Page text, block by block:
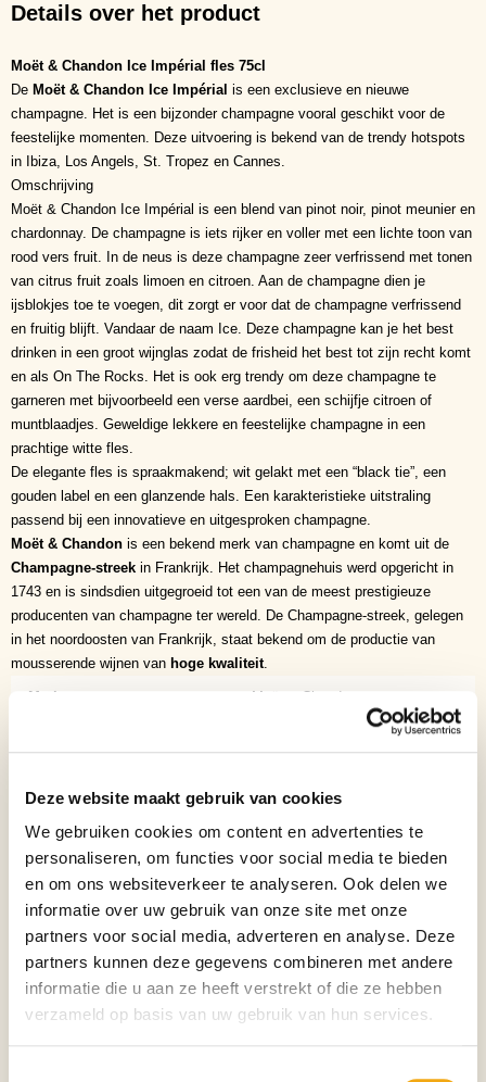
Deze website maakt gebruik van cookies
We gebruiken cookies om content en advertenties te
personaliseren, om functies voor social media te bieden
en om ons websiteverkeer te analyseren. Ook delen we
informatie over uw gebruik van onze site met onze
partners voor social media, adverteren en analyse. Deze
partners kunnen deze gegevens combineren met andere
informatie die u aan ze heeft verstrekt of die ze hebben
verzameld op basis van uw gebruik van hun services.
Details over het product
Moët & Chandon Ice Impérial fles 75cl
De Moët & Chandon Ice Impérial is een exclusieve en nieuwe
champagne. Het is een bijzonder champagne vooral geschikt voor de
feestelijke momenten. Deze uitvoering is bekend van de trendy hotspots
in Ibiza, Los Angels, St. Tropez en Cannes.
Omschrijving
Moët & Chandon Ice Impérial is een blend van pinot noir, pinot meunier en
chardonnay. De champagne is iets rijker en voller met een lichte toon van
rood vers fruit. In de neus is deze champagne zeer verfrissend met tonen
van citrus fruit zoals limoen en citroen. Aan de champagne dien je
ijsblokjes toe te voegen, dit zorgt er voor dat de champagne verfrissend
en fruitig blijft. Vandaar de naam Ice. Deze champagne kan je het best
drinken in een groot wijnglas zodat de frisheid het best tot zijn recht komt
en als On The Rocks. Het is ook erg trendy om deze champagne te
garneren met bijvoorbeeld een verse aardbei, een schijfje citroen of
muntblaadjes. Geweldige lekkere en feestelijke champagne in een
prachtige witte fles.
De elegante fles is spraakmakend; wit gelakt met een “black tie”, een
gouden label en een glanzende hals. Een karakteristieke uitstraling
passend bij een innovatieve en uitgesproken champagne.
Moët & Chandon is een bekend merk van champagne en komt uit de
Champagne-streek in Frankrijk. Het champagnehuis werd opgericht in
1743 en is sindsdien uitgegroeid tot een van de meest prestigieuze
producenten van champagne ter wereld. De Champagne-streek, gelegen
in het noordoosten van Frankrijk, staat bekend om de productie van
mousserende wijnen van hoge kwaliteit.
Merk Moët & Chandon
Verpakking Fles
Aantal per verpakking 1
Land Frankrijk
Wijnstreek Champagne